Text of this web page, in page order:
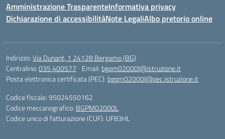
Amministrazione TrasparenteInformativa privacy
Dichiarazione di accessibilitàNote LegaliAlbo pretorio online
Indirizzo:Via Dunant, 1 24128 Bergamo (BG)
Centralino:035 400577 Email: bgpm02000l@istruzione.it
Posta elettronica certificata (PEC): bgpm02000l@pec.istruzione.it
Codice fiscale: 95024550162
Codice meccanografico: BGPM02000L
Codice unico di fatturazione (CUF): UF83HL